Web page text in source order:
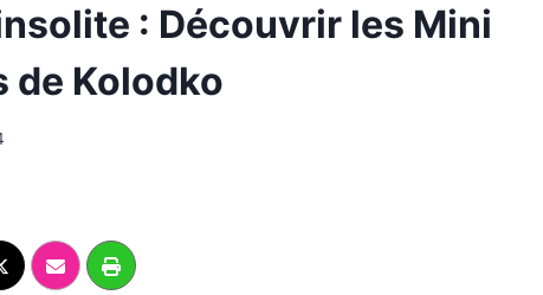
: Découvrir les Mini
de Kolodko